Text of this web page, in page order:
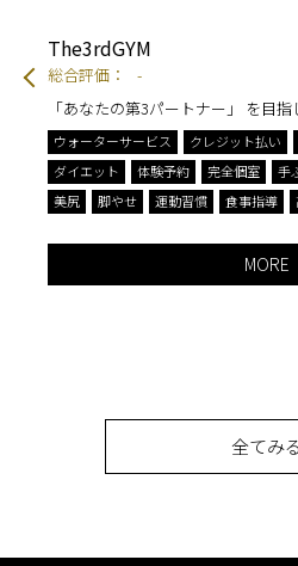
The3rdGYM
総合評価：
-
「あなたの第3パートナー」 を目指
ウォーターサービス クレジット払い
ダイエット
体験予約 完全個室 手
美尻
脚やせ 運動習慣 食事指導
MORE
全てみる